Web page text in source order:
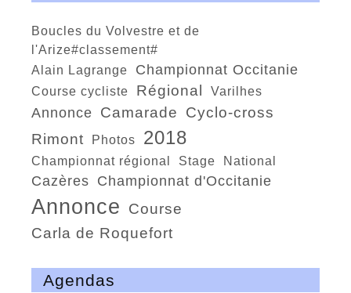
Boucles du Volvestre et de
l'Arize#classement#
Alain Lagrange
championnat Occitanie
course cycliste régional Varilhes
Annonce Camarade
Cyclo-cross
Rimont
photos 2018
championnat régional stage national
Cazères championnat d'Occitanie
annonce
course
Carla de Roquefort
Agendas